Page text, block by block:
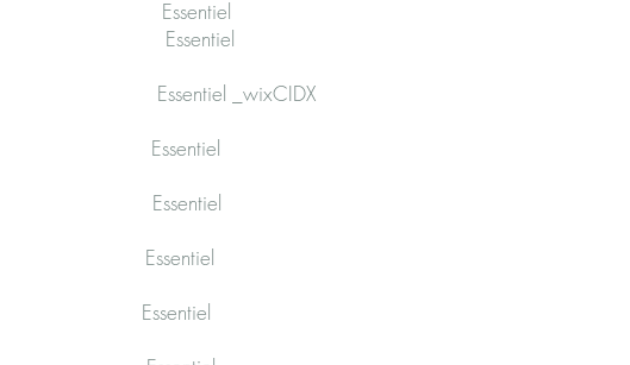
Essentiel
12 mois Essentiel
_wixCIDX
Essentiel
Essentiel